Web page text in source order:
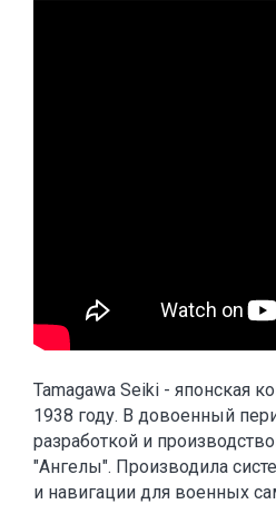
Tamagawa Seiki - японская
1938 году. В довоенный
разработкой и
"Ангелы". Производила
и навигации для военных